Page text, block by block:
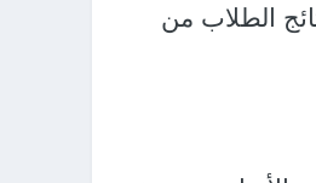
الطلاب من